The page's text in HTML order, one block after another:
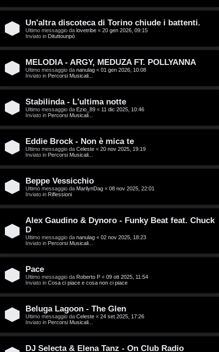
m
e
n
t
i
s
e
n
z
a
r
p
o
s
t
a
A
Un'altra discoteca di Torino chiude i battenti.
Ultimo messaggio da lovetribe « 20 gen 2026, 09:15
Inviato in Dituttounpò
MELODIA - ARGY, MEDUZA FT. POLLYANNA
Ultimo messaggio da nanulag « 01 gen 2026, 10:08
Inviato in Percorsi Musicali...
Stabilinda - L'ultima notte
Ultimo messaggio da Ezio_89 « 11 dic 2025, 10:46
Inviato in Percorsi Musicali...
Eddie Brock - Non è mica te
Ultimo messaggio da Celeste « 20 nov 2025, 19:19
Inviato in Percorsi Musicali...
Beppe Vessicchio
Ultimo messaggio da MarilynDag « 08 nov 2025, 22:01
Inviato in Riflessioni
Alex Gaudino & Dynoro - Funky Beat feat. Chuck
D
Ultimo messaggio da nanulag « 02 nov 2025, 18:23
Inviato in Percorsi Musicali...
Pace
Ultimo messaggio da Roberto P « 09 ott 2025, 11:54
Inviato in Cosa ci piace e cosa non ci piace
Beluga Lagoon - The Glen
Ultimo messaggio da Celeste « 24 set 2025, 17:26
Inviato in Percorsi Musicali...
DJ Selecta & Elena Tanz - On Club Radio
A
t
t
i
v
i
G
i
g
D
'
A
g
o
s
t
i
n
o